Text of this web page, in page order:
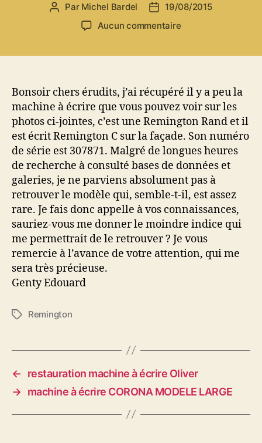
Auteur
l’article
Par Michel Bardel
Date19/08/2015
Aucun commentairesur
Bonsoir chers érudits, j’ai récupéré il y a peu la
machine à écrire que vous pouvez voir sur les
photos ci-jointes, c’est une Remington Rand et il
est écrit Remington C sur la façade. Son numéro
de série est 307871. Malgré de longues heures
de recherche à consulté bases de données et
galeries, je ne parviens absolument pas à
retrouver le modèle qui, semble-t-il, est assez
rare. Je fais donc appelle à vos connaissances,
sauriez-vous me donner le moindre indice qui
me permettrait de le retrouver ? Je vous
remercie à l’avance de votre attention, qui me
sera très précieuse.
Genty Edouard
Étiquettes
Remington
←
restauration machine à écrire Oliver
→ machine à écrire CORONA MODELE LARGE